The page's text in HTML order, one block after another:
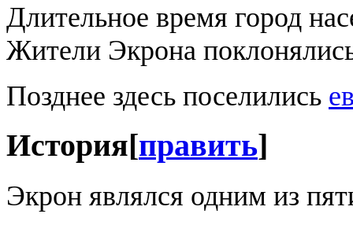
Длительное время город
Жители Экрона
Позднее здесь поселились
История [править]
Экрон являлся одним из